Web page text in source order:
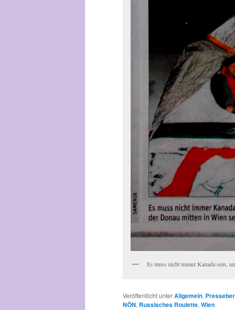
Es muss nicht immer Kanada sein,
Veröffentlicht unterAllgemein,
NÖN, Russisches Roulette,Wien